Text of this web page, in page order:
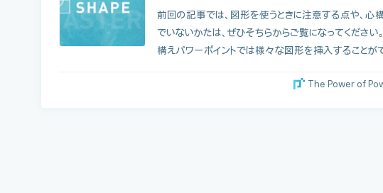
前回の記事では、図形を使うときに注意する点や、心
でいないかたは、ぜひそちらからご覧になってくださ
構えパワーポイントでは様々な図形を挿入することが
The Power of